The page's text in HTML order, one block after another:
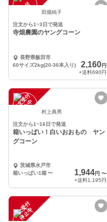
注
文
受
付
停
止 田畑純子
注文から1~3日で発送
寺畑農園のヤングコーン
長野県飯田市
60サイズ2kg(20-30本入り)
2,160円
+送料690円
注
文
受
付
停
止
中 村上典男
注文から1~16日で発送
箱いっぱい！白いおおもの ヤン
グコーン
茨城県水戸市
箱いっぱい1箱〜 1,944円 〜
+送料1,195円
注
文
受
付
停
止
中